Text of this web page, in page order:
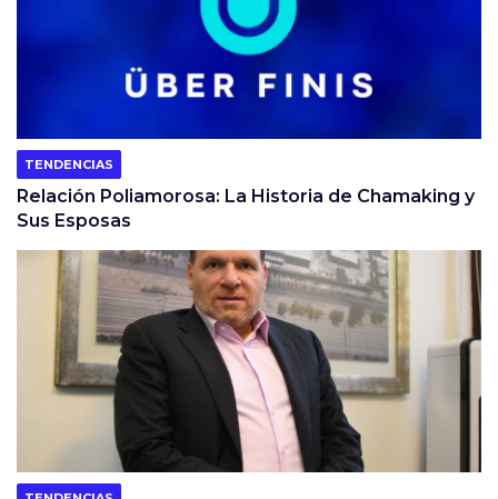
TENDENCIAS
Relación Poliamorosa: La Historia de Chamaking y
Sus Esposas